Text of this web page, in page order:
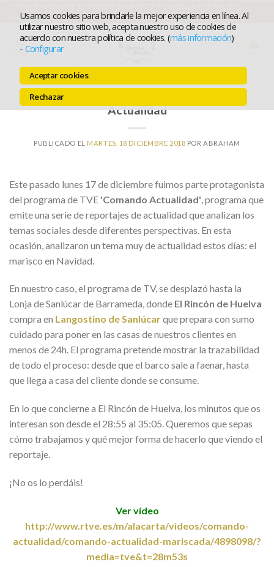
Usamos cookies para brindarle la mejor experiencia en línea. Al
utilizar nuestro sitio web, acepta nuestro uso de cookies de
acuerdo con nuestra política de cookies. (más información)
- Configurar
Aceptar cookies
Rechazar
contenido
ENTREGA
MENÚ
El Rincón de Huelva en Comando
Actualidad
PUBLICADO EL MARTES, 18 DICIEMBRE 2018 POR ABRAHAM
Este pasado lunes 17 de diciembre fuimos parte protagonista
del programa de TVE 'Comando Actualidad' , programa que
emite una serie de reportajes de actualidad que analizan los
temas sociales desde diferentes perspectivas. En esta
ocasión, analizaron un tema muy de actualidad estos días: el
marisco en Navidad.
En nuestro caso, el programa de TV, se desplazó hasta la
Lonja de Sanlúcar de Barrameda, donde El Rincón de Huelva
compra en Langostino de Sanlúcarque prepara con sumo
cuidado para poner en las casas de nuestros clientes en
menos de 24h. El programa pretende mostrar la trazabilidad
de todo el proceso: desde que el barco sale a faenar, hasta
que llega a casa del cliente donde se consume.
En lo que concierne a El Rincón de Huelva, los minutos que os
interesan son desde el 28:55 al 35:05. Queremos que sepas
cómo trabajamos y qué mejor forma de hacerlo que viendo el
reportaje.
¡No os lo perdáis!
Ver vídeo
http://www.rtve.es/m/alacarta/videos/comando-
actualidad/comando-actualidad-mariscada/4898098/?
media=tve&t=28m53s